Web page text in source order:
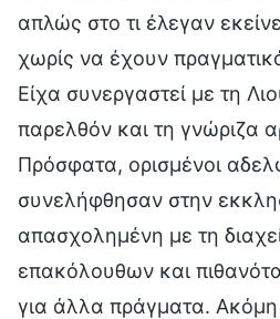
απλώς στο τι έλεγαν
χωρίς να έχουν
Είχα συνεργαστεί με τη
παρελθόν και τη γνώριζα
Πρόσφατα, ορισμένοι
συνελήφθησαν στην
απασχολημένη με τη
επακόλουθων και
για άλλα πράγματα. Ακόμη